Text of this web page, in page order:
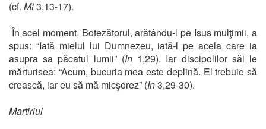
(cf. Mt3,13-17).
În acel moment, Botezătorul, arătându-l pe Isus mulţimii, a
spus: “Iată mielul lui Dumnezeu, iată-l pe acela care ia
asupra sa păcatul lumii” (In1,29). Iar discipolilor săi le
mărturisea: “Acum, bucuria mea este deplină. El trebuie să
crească, iar eu să mă micşorez” (In3,29-30).
Martiriul